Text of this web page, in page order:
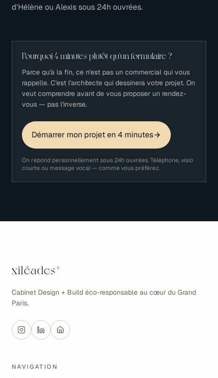
d'Hélène ou Alexis sous 24h ouvrées.
Pourquoi 4 minutes plutôt qu'un formulaire ?
Parce qu'à la fin, ce n'est pas un commercial qui vous
rappelle. C'est l'architecte qui dessinera votre projet. On
veut comprendre avant de vous proposer un rendez-
vous — pas l'inverse.
Démarrer mon projet en 4 minutes
On répond personnellement sous 24h ouvrées. Téléphone, visio
courte ou message vocal — comme vous préférez.
xiléades ®
Cabinet Design + Build éco-responsable au cœur du Grand
Paris.
NAVIGATION